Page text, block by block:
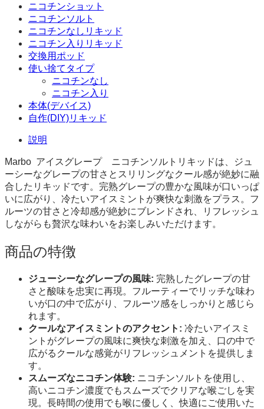
ニコチンショット
ニコチンソルト
ニコチンなしリキッド
ニコチン入りリキッド
交換用ポッド
使い捨てタイプ
ニコチンなし
ニコチン入り
本体(デバイス)
自作(DIY)リキッド
説明
Marbo アイスグレープ ニコチンソルトリキッドは、ジュ
ーシーなグレープの甘さとスリリングなクール感が絶妙に融
合したリキッドです。完熟グレープの豊かな風味が口いっぱ
いに広がり、冷たいアイスミントが爽快な刺激をプラス。フ
ルーツの甘さと冷却感が絶妙にブレンドされ、リフレッシュ
しながらも贅沢な味わいをお楽しみいただけます。
商品の特徴
ジューシーなグレープの風味: 完熟したグレープの甘
さと酸味を忠実に再現。フルーティーでリッチな味わ
いが口の中で広がり、フルーツ感をしっかりと感じら
れます。
クールなアイスミントのアクセント: 冷たいアイスミ
ントがグレープの風味に爽快な刺激を加え、口の中で
広がるクールな感覚がリフレッシュメントを提供しま
す。
スムーズなニコチン体験: ニコチンソルトを使用し、
高いニコチン濃度でもスムーズでクリアな喉ごしを実
現。長時間の使用でも喉に優しく、快適にご使用いた